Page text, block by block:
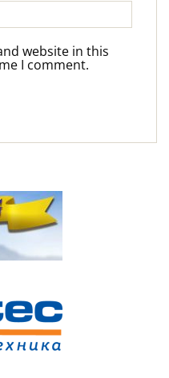
website in this
I comment.